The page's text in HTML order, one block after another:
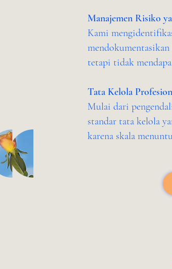
Manajemen Risiko
Kami
tetapi tidak
Tata Kelola
Mulai dari
standar tata kelola
karena skala